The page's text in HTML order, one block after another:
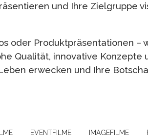
und Ihre Zielgruppe
oder Produktpräsentationen –
Qualität, innovative Konzepte
erwecken und Ihre
EVENTFILME IMAGEFILME